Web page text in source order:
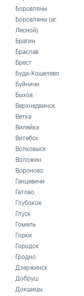
Боровляны
Боровляны (аг.
Лесной)
Брагин
Браслав
Брест
Буда-Кошелево
Буйничи
Быхов
Верхнедвинск
Ветка
Вилейка
Витебск
Волковыск
Воложин
Вороново
Ганцевичи
Гатово
Глубокое
Глуск
Гомель
Горки
Городок
Гродно
Дзержинск
Добруш
Докшицы